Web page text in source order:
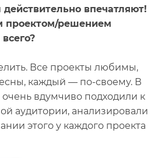
впечатляют!
проектом/решением
Все проекты любимы,
каждый — по-своему. В
вдумчиво подходили к
аудитории, анализировали
этого у каждого проекта